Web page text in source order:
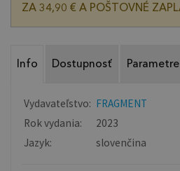
ZA 34,90 € A POŠTOVNÉ
Info Dostupnosť Parametre
Vydavateľstvo: FRAGMENT
Rok vydania:
2023
Jazyk:
slovenčina